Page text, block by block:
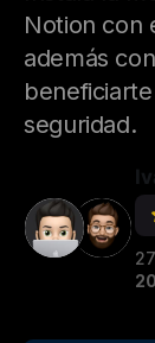
Notion con
además
seguridad.